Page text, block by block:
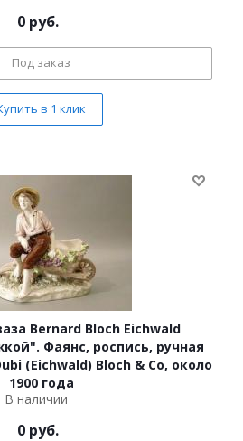
0 руб.
Под заказ
в 1 клик
Bernard Bloch Eichwald
Фаянс, роспись, ручная
(Eichwald) Bloch & Co, около
1900 года
В наличии
0 руб.